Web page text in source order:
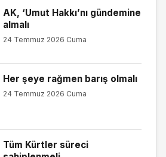
AK, ‘Umut Hakkı’nı gündemine
almalı
24 Temmuz 2026 Cuma
Her şeye rağmen barış olmalı
24 Temmuz 2026 Cuma
Tüm Kürtler süreci